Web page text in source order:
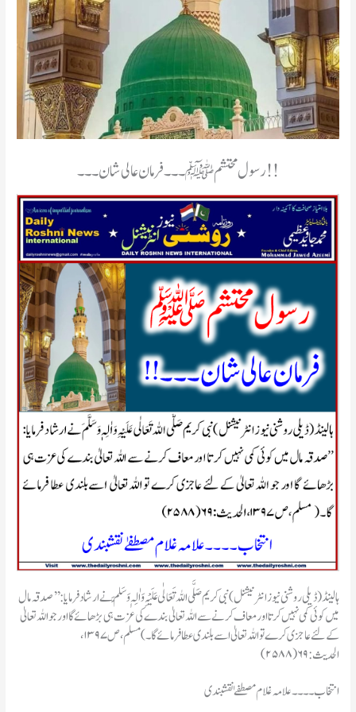
رسول محتشم ﷺ۔۔۔فرمان عالی شان۔۔۔!!
ہالینڈ(ڈیلی روشنی نیوز انٹرنیشنل)نبی کریم صَلَّی اللہ تَعَالٰی عَلَیْہِ وَاٰلِہٖ وَسَلَّمَ نے ارشاد فرمایا: ’’صدقہ مال
میں کوئی کمی نہیں کرتا اورمعاف کرنے سے اللہ تعالیٰ بندے کی عزت ہی بڑھائے گا اور جو اللہ تعالیٰ
کے لئے عاجزی کرے تو اللہ تعالیٰ اسے بلندی عطا فرمائے گا۔ )مسلم، ص۱۳۹۷،
الحدیث: ۶۹(۲۵۸۸)
انتخاب۔۔۔۔علامہ غلام مصطفےٰ نقشبندی